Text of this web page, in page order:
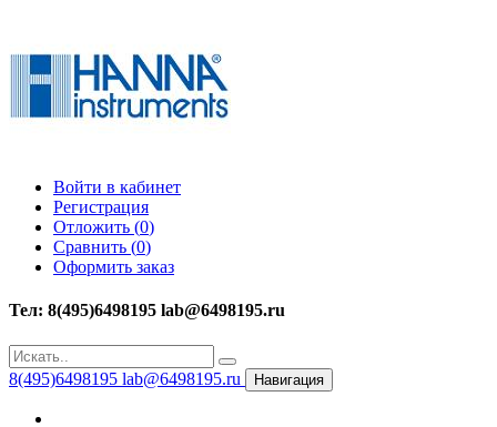
Войти в кабинет
Регистрация
Отложить (0)
Сравнить (0)
Оформить заказ
Тел: 8(495)6498195 lab@6498195.ru
8(495)6498195 lab@6498195.ru Навигация